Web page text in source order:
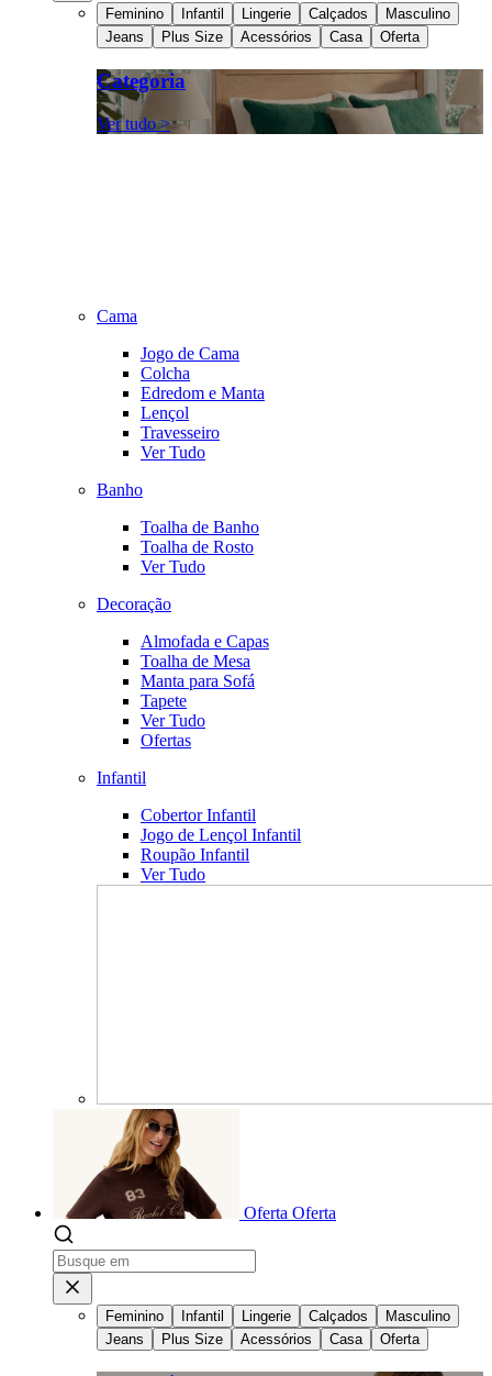
Feminino Infantil Lingerie Calçados
Masculino
Jeans
Plus Size Acessórios Casa Oferta
Categoria
Ver tudo >
Cama
Jogo de Cama
Colcha
Edredom e Manta
Lençol
Travesseiro
Ver Tudo
Banho
Toalha de Banho
Toalha de Rosto
Ver Tudo
Decoração
Almofada e Capas
Toalha de Mesa
Manta para Sofá
Tapete
Ver Tudo
Ofertas
Infantil
Cobertor Infantil
Jogo de Lençol Infantil
Roupão Infantil
Ver Tudo
Oferta Oferta
Feminino Infantil Lingerie Calçados
Masculino
Jeans
Plus Size Acessórios Casa Oferta